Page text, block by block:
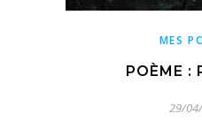
MES
POÈME :
29/